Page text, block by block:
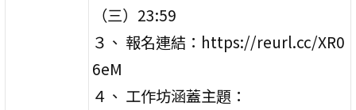
（三）23:59
３、 報名連結：https://reurl.cc/XR0
6eM
４、 工作坊涵蓋主題：